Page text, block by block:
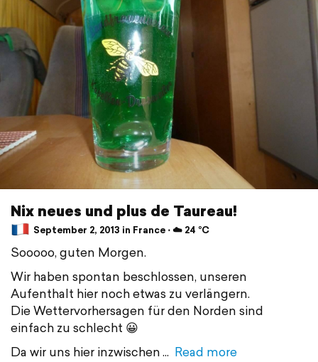
Nix neues und plus de Taureau!
September 2, 2013 in France ⋅ ☁️ 24 °C
Sooooo, guten Morgen.
Wir haben spontan beschlossen, unseren
Aufenthalt hier noch etwas zu verlängern.
Die Wettervorhersagen für den Norden sind
einfach zu schlecht 😀
Da wir uns hier inzwischen
Read more